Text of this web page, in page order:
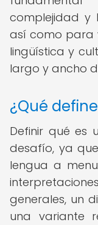
complejidad y
así como para
lingüística y
largo y ancho
¿Qué
Definir qué es
desafío, ya
lengua a
generales, un
una variante